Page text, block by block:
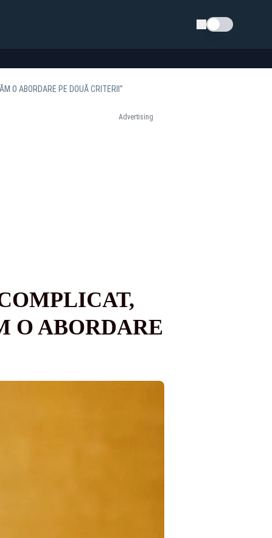
Schimba tema
O ABORDARE PE DOUĂ CRITERII”
Advertising
O ABORDARE